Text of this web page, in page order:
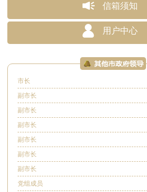
信箱须知
用户中心
市长
副市长
副市长
副市长
副市长
副市长
副市长
党组成员